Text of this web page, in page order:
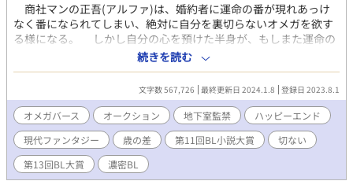
商社マンの正吾(アルファ)は、婚約者に運命の番が現れあっけ
なく番になられてしまい、絶対に自分を裏切らないオメガを欲す
る様になる。 しかし自分の心を預けた半身が、もしまた運命の
番に出会い自分の元を離れてしまったらと考えると普通に恋愛を
する勇気はない。半ば自棄になった正吾は地下オークションで奴
隷オメガを購入する事に決めた。 そうして訪れた初オークショ
ンの日、涙に濡れる処女オメガを変態どもから救いたいと、つい
想定よりかなり高額な入札をしてしまう。 落札金額は一般的な
サラリーマンの生涯年収を優に超えていた為、正吾は昼夜問わず
働き詰めとなってしまう。そこへ事件が起き、どう頑張っても返
済が間に合わなくなってしまった。 債務不履行になって愛した
オメガを地下オークションに連れ戻されてしまうのか、貸し出し
続きを読む
文字数 567,726 最終更新日 2024.1.8 登録日 2023.8.1
オメガバース オークション 地下室監禁
ハッピーエンド
現代ファンタジー
歳の差 第11回BL小説大賞
切ない
第13回BL大賞
濃密BL